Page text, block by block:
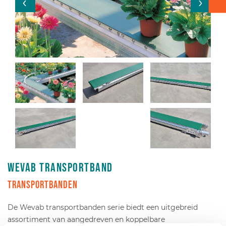
Wevab transportband
Transportbanden
De Wevab transportbanden serie biedt een uitgebreid
assortiment van aangedreven en koppelbare
Verpakken - Inpakken - Sorteren
Accessoires